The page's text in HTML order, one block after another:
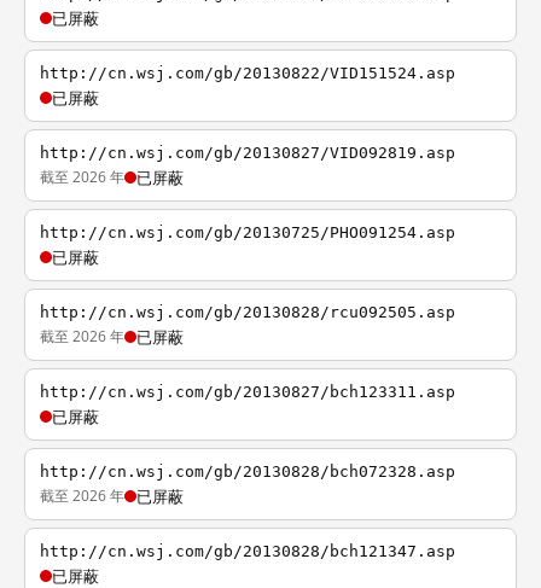
已屏蔽
http://cn.wsj.com/gb/20130822/VID151524.asp
已屏蔽
http://cn.wsj.com/gb/20130827/VID092819.asp
截至 2026 年 已屏蔽
http://cn.wsj.com/gb/20130725/PHO091254.asp
已屏蔽
http://cn.wsj.com/gb/20130828/rcu092505.asp
截至 2026 年 已屏蔽
http://cn.wsj.com/gb/20130827/bch123311.asp
已屏蔽
http://cn.wsj.com/gb/20130828/bch072328.asp
截至 2026 年 已屏蔽
http://cn.wsj.com/gb/20130828/bch121347.asp
已屏蔽